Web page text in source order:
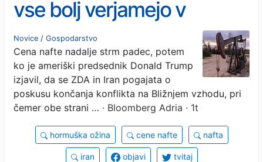
vse bolj verjamejo v
napredek pogovorov z
Iranom
Novice / Gospodarstvo
Cena nafte nadalje strm padec, potem
ko je ameriški predsednik Donald Trump
izjavil, da se ZDA in Iran pogajata o
poskusu končanja konflikta na Bližnjem vzhodu, pri
čemer obe strani … · Bloomberg Adria · 1t
hormuška ožina cene nafte nafta
iran objavi tvitaj